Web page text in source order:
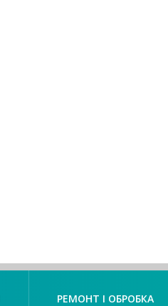
РЕМОНТ І ОБРОБКА